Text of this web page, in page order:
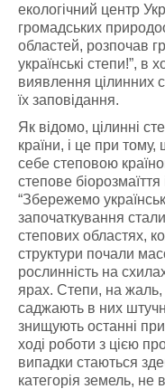
екологічний центр
громадських
областей, розпочав
українські степи!”, в
виявлення цілинних
їх заповідання.
Як відомо, цілинні
країни, і це при тому,
себе степовою
степове
“Збережемо
започаткування
степових областях,
структури почали
рослинність на
ярах. Степи, на жаль,
саджають в них
знищують останні
ході роботи з цією
випадки стаються
категорія земель, не